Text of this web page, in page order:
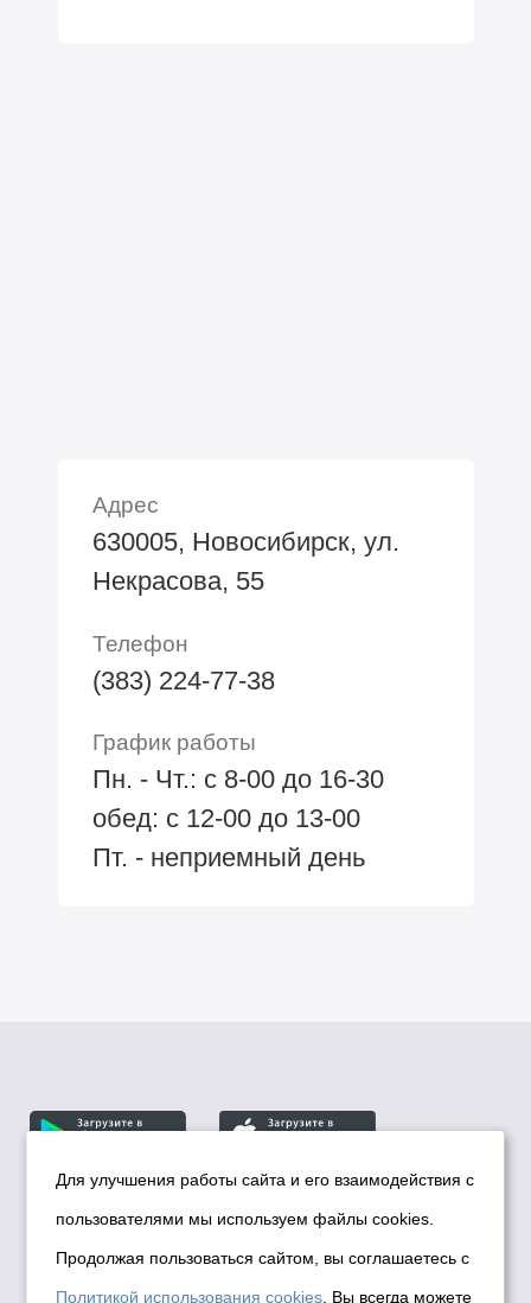
Адрес
630005, Новосибирск, ул.
Некрасова, 55
Телефон
(383) 224-77-38
График работы
Пн. - Чт.: с 8-00 до 16-30
обед: с 12-00 до 13-00
Пт. - неприемный день
© Департамент информационной политики мэрии
города Новосибирска, 2026
Политика использования Cookies
Для улучшения работы сайта и его взаимодействия с
пользователями мы используем файлы cookies.
Продолжая пользоваться сайтом, вы соглашаетесь с
Политикой использования cookies . Вы всегда можете